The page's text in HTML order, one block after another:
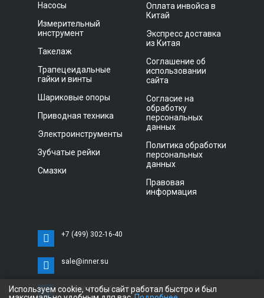
Насосы
Измерительный
инструмент
Такелаж
Трапецеидальные
гайки и винты
Шариковые опоры
Приводная техника
Электроинструменты
Зубчатые рейки
Смазки
Оплата инвойса в
Китай
Экспресс доставка
из Китая
Соглашение об
использовании
сайта
Согласие на
обработку
персональных
данных
Политика обработки
персональных
данных
Правовая
информация
+7 (499) 302-16-40
sale@inner.su
г. Санкт-Петербург, Витебский проспект 11 С,
Используем cookie, чтобы сайт работал быстро и был